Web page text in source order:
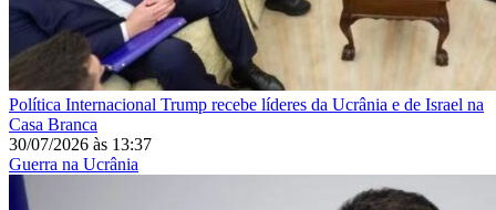
Política Internacional Trump recebe líderes da Ucrânia e de Israel na
Casa Branca
30/07/2026 às 13:37
Guerra na Ucrânia